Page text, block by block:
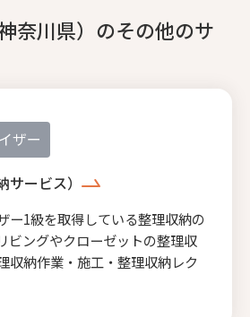
奈川県）のその他のサ
ザー
ービス）
ー1級を取得している整理収納の
ビングやクローゼットの整理収
収納作業・施工・整理収納レク